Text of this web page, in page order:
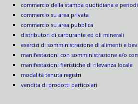
commercio della stampa quotidiana e
commercio su area privata
commercio su area pubblica
distributori di carburante ed oli minerali
esercizi di somministrazione di alimenti e
manifestazioni con somministrazione e/o
manifestazioni fieristiche di rilevanza locale
modalità tenuta registri
vendita di prodotti particolari